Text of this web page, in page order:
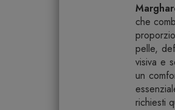
che
pelle,
visiva e
un
richiesti